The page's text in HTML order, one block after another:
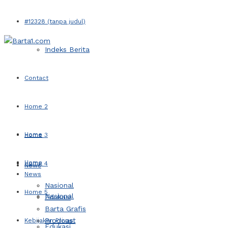
#12328 (tanpa judul)
Indeks Berita
Contact
Home 2
Home 3
Home 4
Home 5
Kebijakan Privasi
Home
News
Nasional
Home
News
Nasional
Edukasi
Barta Grafis
Prodcast